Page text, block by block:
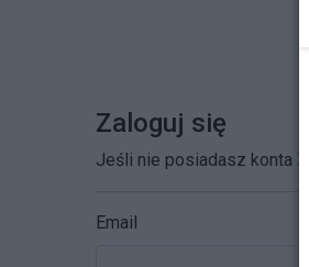
Zaloguj się
Jeśli nie posiadasz konta
Email